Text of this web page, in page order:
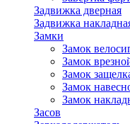
Задвижка дверная
Задвижка
Замки
Замок
Замок
Замок
Замок
Замок
Засов